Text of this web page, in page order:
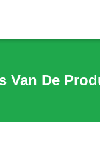
Van De